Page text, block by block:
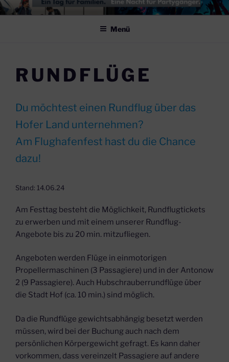
Zum
InhaltFLUGHAFENFEST
am 06.06.2026 – Flughafen Hof-Plauen
Menü
RUNDFLÜGE
Du möchtest einen Rundflug über das
Hofer Land unternehmen?
Am Flughafenfest hast du die Chance
dazu!
Stand: 14.06.24
Am Festtag besteht die Möglichkeit, Rundflugtickets
zu erwerben und mit einem unserer Rundflug-
Angebote bis zu 20 min. mitzufliegen.
Angeboten werden Flüge in einmotorigen
Propellermaschinen (3 Passagiere) und in der Antonow
2 (9 Passagiere). Auch Hubschrauberrundflüge über
die Stadt Hof (ca. 10 min.) sind möglich.
Da die Rundflüge gewichtsabhängig besetzt werden
müssen, wird bei der Buchung auch nach dem
persönlichen Körpergewicht gefragt. Es kann daher
vorkommen, dass vereinzelt Passagiere auf andere